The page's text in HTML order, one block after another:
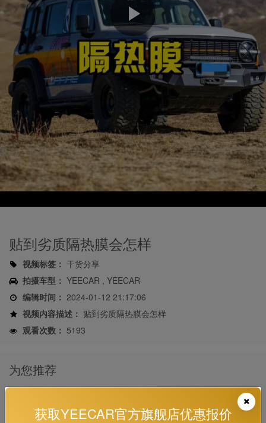
Play
Video
贴到劣质隔热膜会怎样
视频标签： 干货分享
拍摄车型： YEECAR , YEECAR
编辑时间： 2024-01-12 21:17:06
视频内容描述： 贴到劣质隔热膜会怎样
观看次数： 5193
为您推荐
YEECAR , YEECAR 干货分享
获取YEECAR官方旗舰店优惠报价